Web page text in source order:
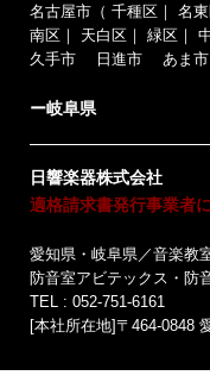
名古屋市（ 千種区 ｜ 名
南区 ｜ 天白区 ｜ 緑区 ｜
久手市
日進市 あま市
ー岐阜県
日響楽器株式会社
適格請求書発行事業者
愛知県・岐阜県／音楽教
防音室アビテックス・防
TEL : 052-751-6161
[本社所在地]〒464-0848